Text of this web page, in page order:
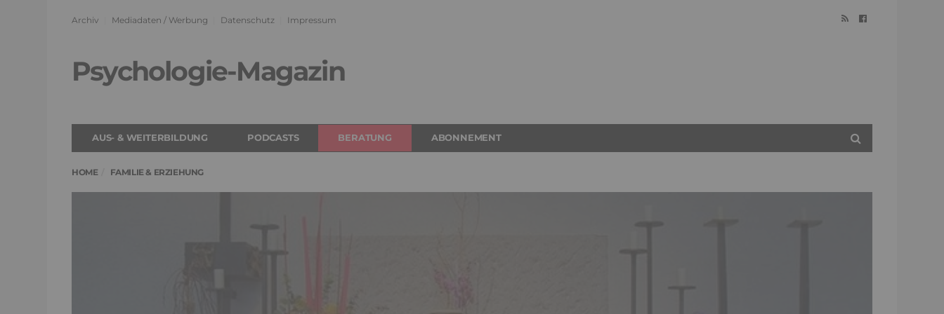
Archiv Mediadaten / Werbung Datenschutz Impressum
Psychologie-Magazin
AUS- & WEITERBILDUNG PODCASTS BERATUNG ABONNEMENT
HOME FAMILIE & ERZIEHUNG